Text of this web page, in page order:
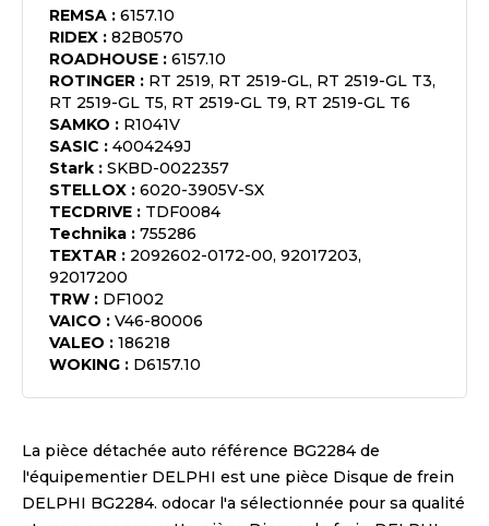
REMSA : 6157.10
RIDEX : 82B0570
ROADHOUSE : 6157.10
ROTINGER : RT 2519, RT 2519-GL, RT 2519-GL T3,
RT 2519-GL T5, RT 2519-GL T9, RT 2519-GL T6
SAMKO : R1041V
SASIC : 4004249J
Stark : SKBD-0022357
STELLOX : 6020-3905V-SX
TECDRIVE : TDF0084
Technika : 755286
TEXTAR : 2092602-0172-00, 92017203,
92017200
TRW : DF1002
VAICO : V46-80006
VALEO : 186218
WOKING : D6157.10
La pièce détachée auto référence BG2284 de
l'équipementier DELPHI est une pièce Disque de frein
DELPHI BG2284. odocar l'a sélectionnée pour sa qualité